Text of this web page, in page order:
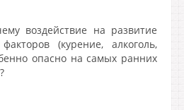
воздействие на развитие
(курение, алкоголь,
опасно на самых ранних